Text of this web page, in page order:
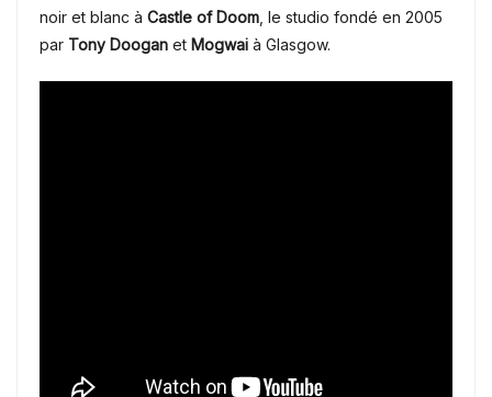
noir et blanc à Castle of Doom , le studio fondé en 2005
par Tony Doogan et Mogwai à Glasgow.